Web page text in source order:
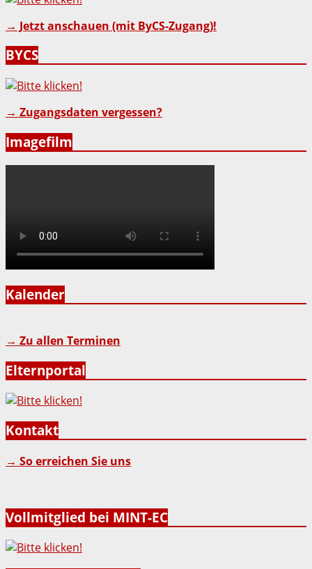
→ Jetzt anschauen (mit ByCS-Zugang)!
BYCS
→ Zugangsdaten vergessen?
Imagefilm
Kalender
→ Zu allen Terminen
Elternportal
Kontakt
→ So erreichen Sie uns
Vollmitglied bei MINT-EC